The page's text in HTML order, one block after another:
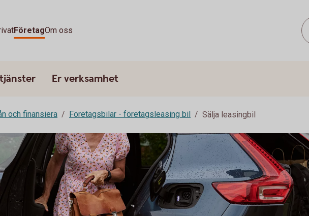
FöretagOm oss
Er verksamhet
och finansiera Företagsbilar - företagsleasing bil Sälja leasingbil